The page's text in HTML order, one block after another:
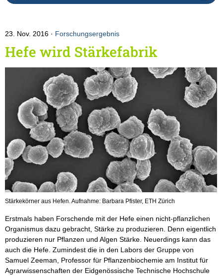
23. Nov. 2016 Forschungsergebnis
Hefe wird Stärkefabrik
Stärkekörner aus Hefen. Aufnahme: Barbara Pfister, ETH Zürich
Erstmals haben Forschende mit der Hefe einen nicht-pflanzlichen
Organismus dazu gebracht, Stärke zu produzieren. Denn eigentlich
produzieren nur Pflanzen und Algen Stärke. Neuerdings kann das
auch die Hefe. Zumindest die in den Labors der Gruppe von
Samuel Zeeman, Professor für Pflanzenbiochemie am Institut für
Agrarwissenschaften der Eidgenössische Technische Hochschule